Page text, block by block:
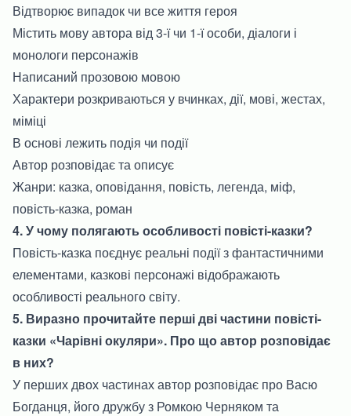
Відтворює випадок чи все життя героя
Містить мову автора від 3-ї чи 1-ї особи, діалоги і
монологи персонажів
Написаний прозовою мовою
Характери розкриваються у вчинках, дії, мові, жестах,
міміці
В основі лежить подія чи події
Автор розповідає та описує
Жанри: казка, оповідання, повість, легенда, міф,
повість-казка, роман
4. У чому полягають особливості повісті-казки?
Повість-казка поєднує реальні події з фантастичними
елементами, казкові персонажі відображають
особливості реального світу.
5. Виразно прочитайте перші дві частини повісті-
казки «Чарівні окуляри». Про що автор розповідає
в них?
У перших двох частинах автор розповідає про Васю
Богданця, його дружбу з Ромкою Черняком та